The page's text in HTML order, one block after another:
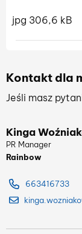
jpg 306,6 kB
Kontakt dla
Jeśli masz
Kinga
PR Manager
Rainbow
663416733